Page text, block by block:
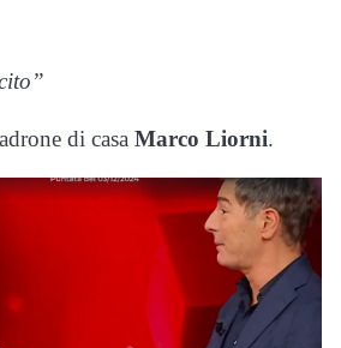
di casa Marco Liorni.